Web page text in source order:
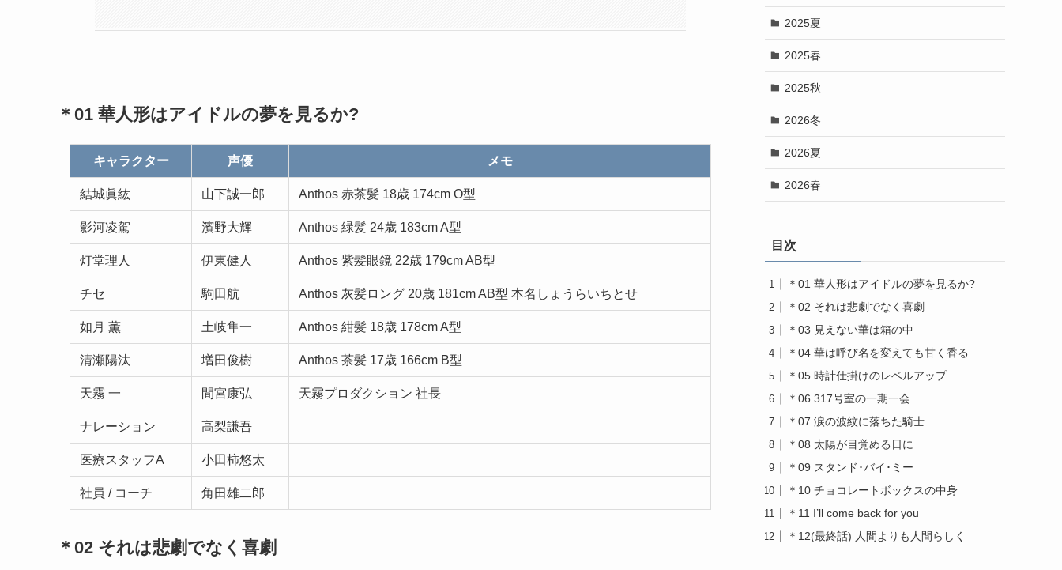
＊01 華人形はアイドルの夢を見るか?
キャラクター 声優 メモ
結城眞紘 山下誠一郎 Anthos 赤茶髪 18歳 174cm O型
影河凌駕 濱野大輝 Anthos 緑髪 24歳 183cm A型
灯堂理人 伊東健人 Anthos 紫髪眼鏡 22歳 179cm AB型
チセ 駒田航 Anthos 灰髪ロング 20歳 181cm AB型 本名しょうらいちとせ
如月 薫 土岐隼一 Anthos 紺髪 18歳 178cm A型
清瀬陽汰 増田俊樹 Anthos 茶髪 17歳 166cm B型
天霧 一 間宮康弘 天霧プロダクション 社長
ナレーション 高梨謙吾
医療スタッフA 小田柿悠太
社員 / コーチ 角田雄二郎
＊02 それは悲劇でなく喜劇
2025夏
2025春
2025秋
2026冬
2026夏
2026春
目次
＊01 華人形はアイドルの夢を見るか?
＊02 それは悲劇でなく喜劇
＊03 見えない華は箱の中
＊04 華は呼び名を変えても甘く香る
＊05 時計仕掛けのレベルアップ
＊06 317号室の一期一会
＊07 涙の波紋に落ちた騎士
＊08 太陽が目覚める日に
＊09 スタンド･バイ･ミー
＊10 チョコレートボックスの中身
＊11 I’ll come back for you
＊12(最終話) 人間よりも人間らしく